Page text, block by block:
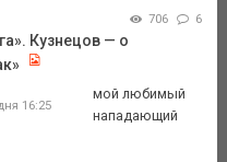
706 6
Кузнецов — о
16:25
мой любимый
нападающий